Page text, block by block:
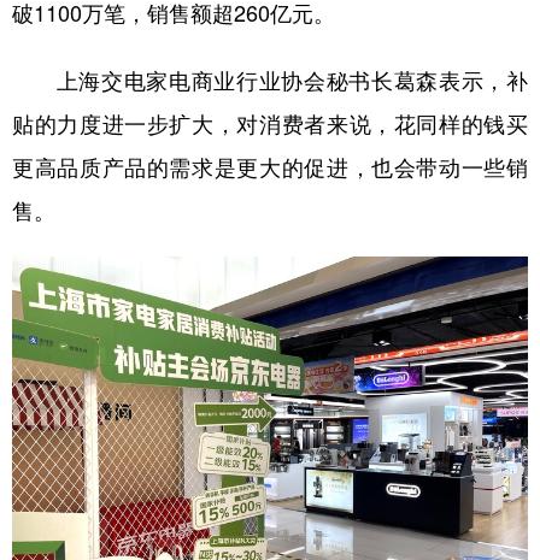
破1100万笔，销售额超260亿元。
上海交电家电商业行业协会秘书长葛森表示，补
贴的力度进一步扩大，对消费者来说，花同样的钱买
更高品质产品的需求是更大的促进，也会带动一些销
售。